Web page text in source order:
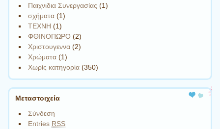
Παιχνιδια Συνεργασίας (1)
σχήματα (1)
ΤΕΧΝΗ (1)
ΦΘΙΝΟΠΩΡΟ (2)
Χριστουγεννα (2)
Χρώματα (1)
Χωρίς κατηγορία (350)
Μεταστοιχεία
Σύνδεση
Entries RSS